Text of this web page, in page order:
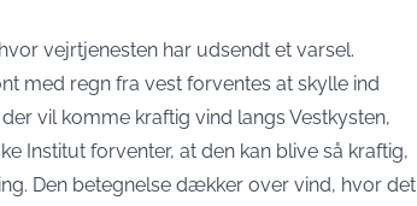
vejrtjenesten har udsendt et varsel.
med regn fra vest forventes at skylle ind
vil komme kraftig vind langs Vestkysten,
Institut forventer, at den kan blive så kraftig,
Den betegnelse dækker over vind, hvor det